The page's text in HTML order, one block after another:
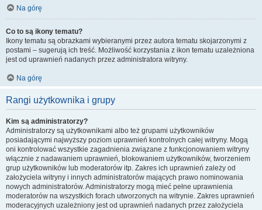
Na górę
Co to są ikony tematu?
Ikony tematu są obrazkami wybieranymi przez autora tematu skojarzonymi z
postami – sugerują ich treść. Możliwość korzystania z ikon tematu uzależniona
jest od uprawnień nadanych przez administratora witryny.
Na górę
Rangi użytkownika i grupy
Kim są administratorzy?
Administratorzy są użytkownikami albo też grupami użytkowników
posiadającymi najwyższy poziom uprawnień kontrolnych całej witryny. Mogą
oni kontrolować wszystkie zagadnienia związane z funkcjonowaniem witryny
włącznie z nadawaniem uprawnień, blokowaniem użytkowników, tworzeniem
grup użytkowników lub moderatorów itp. Zakres ich uprawnień zależy od
założyciela witryny i innych administratorów mających prawo nominowania
nowych administratorów. Administratorzy mogą mieć pełne uprawnienia
moderatorów na wszystkich forach utworzonych na witrynie. Zakres uprawnień
moderacyjnych uzależniony jest od uprawnień nadanych przez założyciela